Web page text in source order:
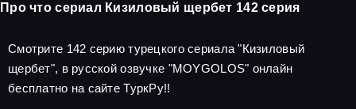
Про что сериал Кизиловый щербет 142 серия
Смотрите 142 серию турецкого сериала "Кизиловый
щербет", в русской озвучке "MOYGOLOS" онлайн
бесплатно на сайте ТуркРу!!